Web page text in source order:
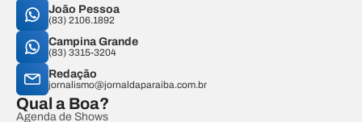
João Pessoa
(83) 2106.1892
Campina Grande
(83) 3315-3204
Redação
jornalismo@jornaldaparaiba.com.br
Qual a Boa?
Agenda de Shows